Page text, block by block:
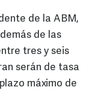
de la ABM,
de las
tres y seis
serán de tasa
máximo de